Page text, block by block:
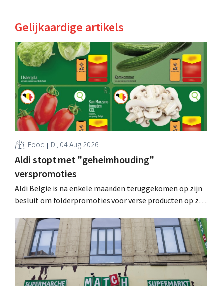
Gelijkaardige artikels
Food Di, 04 Aug 2026
Aldi stopt met "geheimhouding"
verspromoties
Aldi België is na enkele maanden teruggekomen op zijn
besluit om folderpromoties voor verse producten op zijn
werking treden: "Onze klanten willen goed
geïnformeerd worden." .